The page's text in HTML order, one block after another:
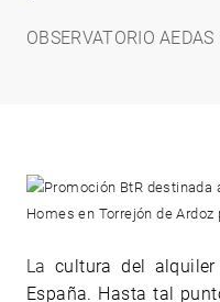
OBSERVATORIO
Lacultura del
España. Hasta tal